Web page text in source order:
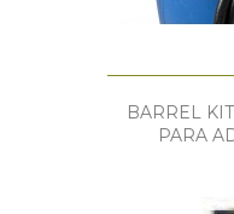
BARREL
PARA